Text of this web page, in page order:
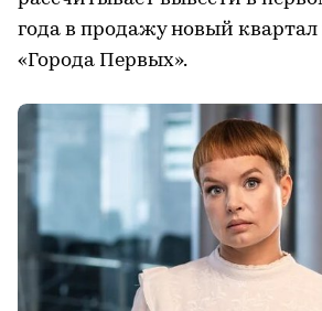
года в продажу новый
«Города Первых».